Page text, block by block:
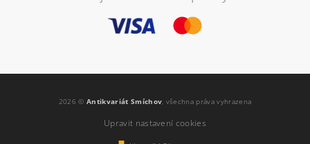
2026 ©Antikvariát Smíchov , všechna práva vyhrazena
Upravit nastavení cookies